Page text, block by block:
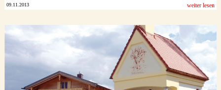
09.11.2013 weiter lesen